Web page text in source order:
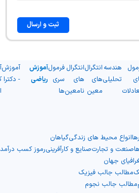
ثبت و ارسال
هندسه
تحلیلی
انتگرال
های
معین
انتگرال
های
نامعین
فرمول
سری
ها
آموزش
ریاضی
آموزش
- دکترا
انواع محیط های زندگیگیاهان
صنعت و تجارتصنایع و کارآفرینیرموز کسب درآمد
جهان
مطالب جالب فیزیک
مطالب جالب نجوم